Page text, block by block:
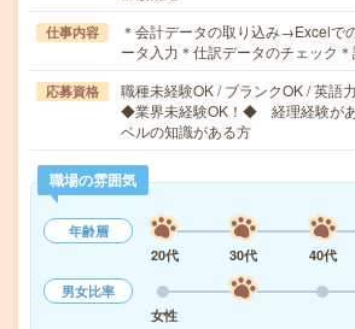
仕事内容
＊会計データの取り込み→Excelで
ータ入力＊仕訳データのチェック
応募資格
職種未経験OK / ブランクOK / 英語
◆業界未経験OK！◆ 経理経験が
ベルの知識がある方
職場の雰囲気
年齢層
20代
30代 40代
男女比率
女性